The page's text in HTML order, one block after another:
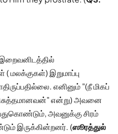
மலக்குகள்) இறுமாப்பு
எனினும் "(நீ மிகப்
என்று) அவனை
அவனுக்கு சிரம்
இருக்கின்றனர். (ஸூரத்துல்